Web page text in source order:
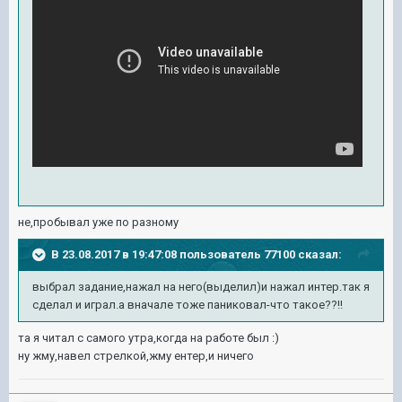
не,пробывал уже по разному
В 23.08.2017 в 19:47:08 пользователь 77100 сказал:
выбрал задание,нажал на него(выделил)и нажал интер.так я
сделал и играл.а вначале тоже паниковал-что такое??!!
та я читал с самого утра,когда на работе был :)
ну жму,навел стрелкой,жму ентер,и ничего